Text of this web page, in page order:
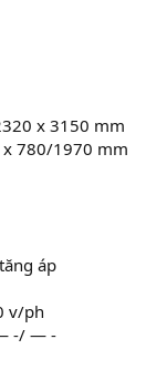
x 3150 mm
780/1970 mm
áp
v/ph
-/ — -